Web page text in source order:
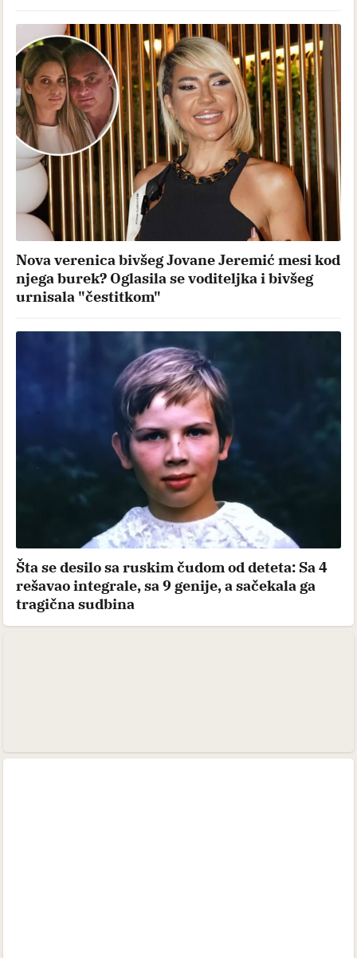
Nova verenica bivšeg Jovane Jeremić mesi kod
njega burek? Oglasila se voditeljka i bivšeg
urnisala "čestitkom"
Šta se desilo sa ruskim čudom od deteta: Sa 4
rešavao integrale, sa 9 genije, a sačekala ga
tragična sudbina